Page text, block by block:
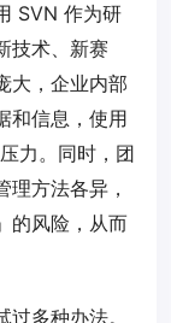
SVN 作为研
技术、新赛
大，企业内部
和信息，使用
力。同时，团
方法各异，
的风险，从而
多种办法。